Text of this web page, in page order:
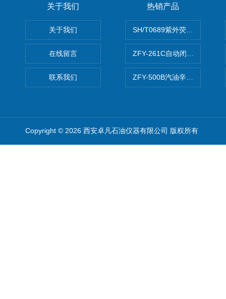
关于我们
关于我们
在线留言
联系我们
热销产品
SH/T0689紫外荧光测硫仪
ZFY-261C自动闭口闪点测定
ZFY-500B汽油辛烷值测定仪
Copyright © 2026 西安卓凡石油仪器有限公司 版权所有